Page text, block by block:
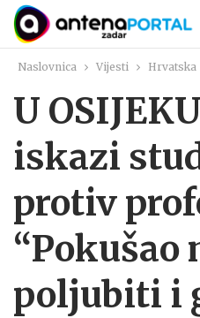
Naslovnica Vijesti Hrvatska
U
iskazi
protiv
“Pokušao
poljubiti i